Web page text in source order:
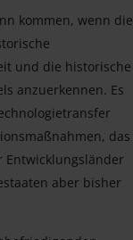
kommen, wenn die
und die historische
anzuerkennen. Es
das
Entwicklungsländer
aber bisher